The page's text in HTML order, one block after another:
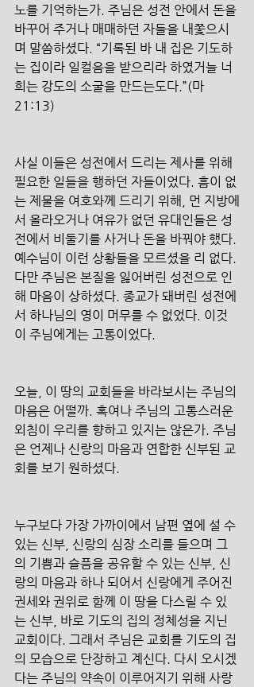
노를 기억하는가. 주님은 성전 안에서 돈을
바꾸어 주거나 매매하던 자들을 내쫓으시
며 말씀하셨다. “기록된 바 내 집은 기도하
는 집이라 일컬음을 받으리라 하였거늘 너
희는 강도의 소굴을 만드는도다.”(마
21:13)
사실 이들은 성전에서 드리는 제사를 위해
필요한 일들을 행하던 자들이었다. 흠이 없
는 제물을 여호와께 드리기 위해, 먼 지방에
서 올라오거나 여유가 없던 유대인들은 성
전에서 비둘기를 사거나 돈을 바꿔야 했다.
예수님이 이런 상황들을 모르셨을 리 없다.
다만 주님은 본질을 잃어버린 성전으로 인
해 마음이 상하셨다. 종교가 돼버린 성전에
서 하나님의 영이 머무를 수 없었다. 이것
이 주님에게는 고통이었다.
오늘, 이 땅의 교회들을 바라보시는 주님의
마음은 어떨까. 혹여나 주님의 고통스러운
외침이 우리를 향하고 있지는 않은가. 주님
은 언제나 신랑의 마음과 연합한 신부된 교
회를 보기 원하셨다.
누구보다 가장 가까이에서 남편 옆에 설 수
있는 신부, 신랑의 심장 소리를 들으며 그
의 기쁨과 슬픔을 공유할 수 있는 신부, 신
랑의 마음과 하나 되어서 신랑에게 주어진
권세와 권위로 함께 이 땅을 다스릴 수 있
는 신부, 바로 기도의 집의 정체성을 지닌
교회이다. 그래서 주님은 교회를 기도의 집
의 모습으로 단장하고 계신다. 다시 오시겠
다는 주님의 약속이 이루어지기 위해 사랑